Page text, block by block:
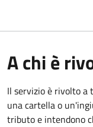
A chi è
Il servizio è rivolto
una cartella o
tributo e intendono